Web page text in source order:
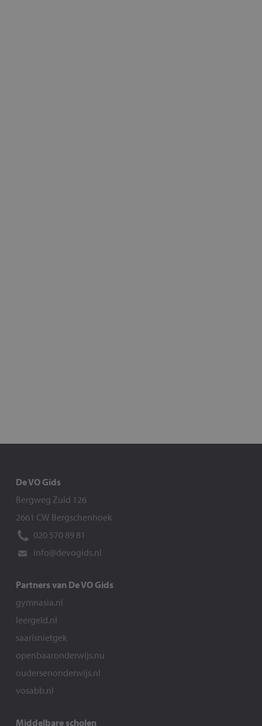
De VO Gids
Bergweg Zuid 126
2661 CW Bergschenhoek
020 570 89 81
info@devogids.nl
Partners van De VO Gids
gymnasia.nl
leergeld.nl
saarisnietgek
openbaaronderwijs.nu
oudersenonderwijs.nl
vosabb.nl
Middelbare scholen